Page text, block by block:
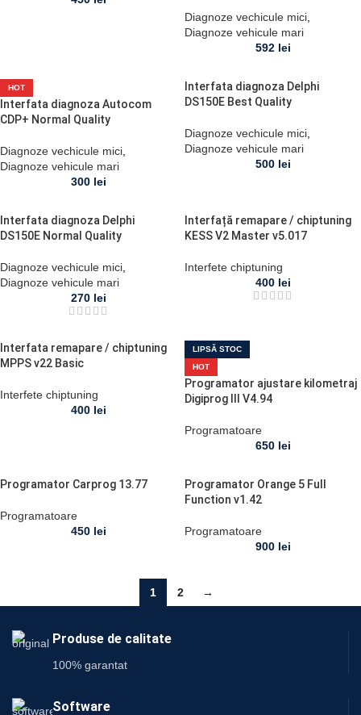
Diagnoze vechicule mici
Diagnoze vehicule mari
592 lei
HOT
Interfata diagnoza Autocom
CDP+ Normal Quality
Diagnoze vechicule mici
Diagnoze vehicule mari
300 lei
Interfata diagnoza Delphi
DS150E Best Quality
Diagnoze vechicule mici
Diagnoze vehicule mari
500 lei
Interfata diagnoza Delphi
DS150E Normal Quality
Diagnoze vechicule mici
Diagnoze vehicule mari
270 lei
Interfață remapare / chiptuning
KESS V2 Master v5.017
Interfete chiptuning
400 lei
Interfata remapare / chiptuning
MPPS v22 Basic
Interfete chiptuning
400 lei
LIPSĂ STOC
HOT
Programator ajustare kilometraj
Digiprog III V4.94
Programatoare
650 lei
Programator Carprog 13.77
Programatoare
450 lei
Programator Orange 5 Full
Function v1.42
Programatoare
900 lei
1 2 →
Produse de calitate
100% garantat
Software